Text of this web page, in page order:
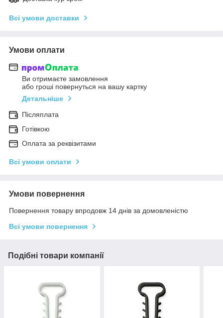
Всі умови доставки
Умови оплати
Ви отримаєте замовлення
або гроші повернуться на вашу картку
Детальніше
Післяплата
Готівкою
Оплата за реквізитами
Всі умови оплати
Умови повернення
Повернення товару впродовж 14 днів за домовленістю
Всі умови повернення
Подібні товари компанії